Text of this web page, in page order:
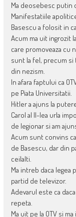
Ma deosebesc putin
Manifestatiile
Basescu a folosit in
Acum ma uit ingrozit
care promoveaza cu
sunt la fel, precum
din nezism.
In afara faptului ca
pe Piata Universitatii.
Hitler a ajuns la
Carol al II-lea urla
de legionar si am
Acum sunt convins
de Basescu, dar din
ceilalti.
Ma intreb daca
partid de televizor.
Adevarul este ca
repeta.
Ma uit pe la OTV si